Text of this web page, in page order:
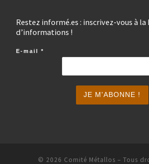
Restez informé.es : inscrivez-vous à
d’informations !
E-mail *
© 2026 Comité Métallos – Tous